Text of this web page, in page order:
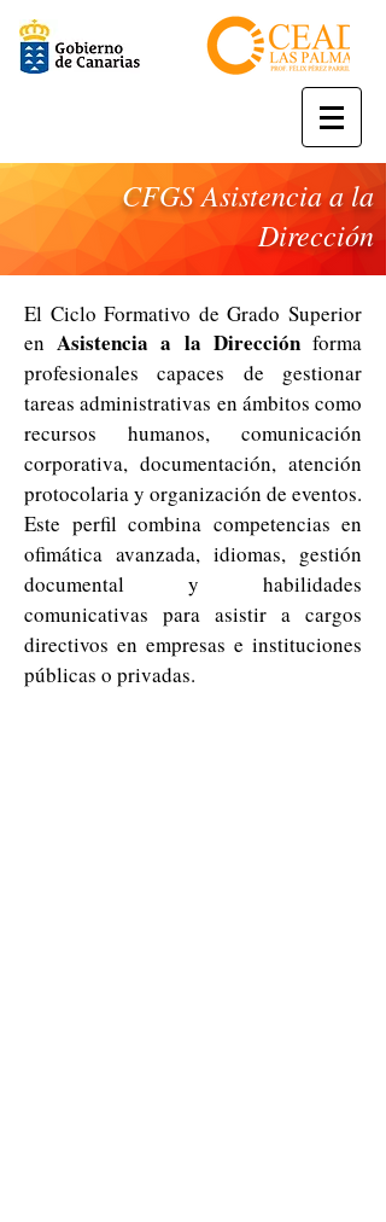
CFGS Asistencia a la
Dirección
El Ciclo Formativo de Grado Superior
enAsistencia a la Direcciónforma
profesionales capaces de gestionar
tareas administrativas en ámbitos como
recursos humanos, comunicación
corporativa, documentación, atención
protocolaria y organización de eventos.
Este perfil combina competencias en
ofimática avanzada, idiomas, gestión
documental y habilidades
comunicativas para asistir a cargos
directivos en empresas e instituciones
públicas o privadas.